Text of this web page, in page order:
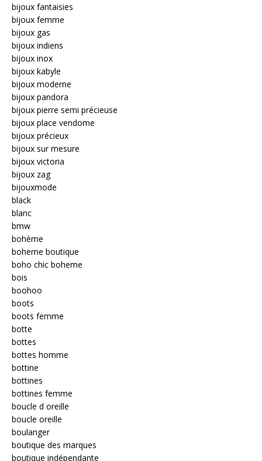
bijoux fantaisies
bijoux femme
bijoux gas
bijoux indiens
bijoux inox
bijoux kabyle
bijoux moderne
bijoux pandora
bijoux pierre semi précieuse
bijoux place vendome
bijoux précieux
bijoux sur mesure
bijoux victoria
bijoux zag
bijouxmode
black
blanc
bmw
bohème
boheme boutique
boho chic boheme
bois
boohoo
boots
boots femme
botte
bottes
bottes homme
bottine
bottines
bottines femme
boucle d oreille
boucle oreille
boulanger
boutique des marques
boutique indépendante